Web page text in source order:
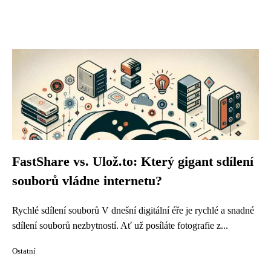
FastShare vs. Ulož.to: Který gigant sdílení
souborů vládne internetu?
Rychlé sdílení souborů V dnešní digitální éře je rychlé a snadné
sdílení souborů nezbytností. Ať už posíláte fotografie z...
Ostatní